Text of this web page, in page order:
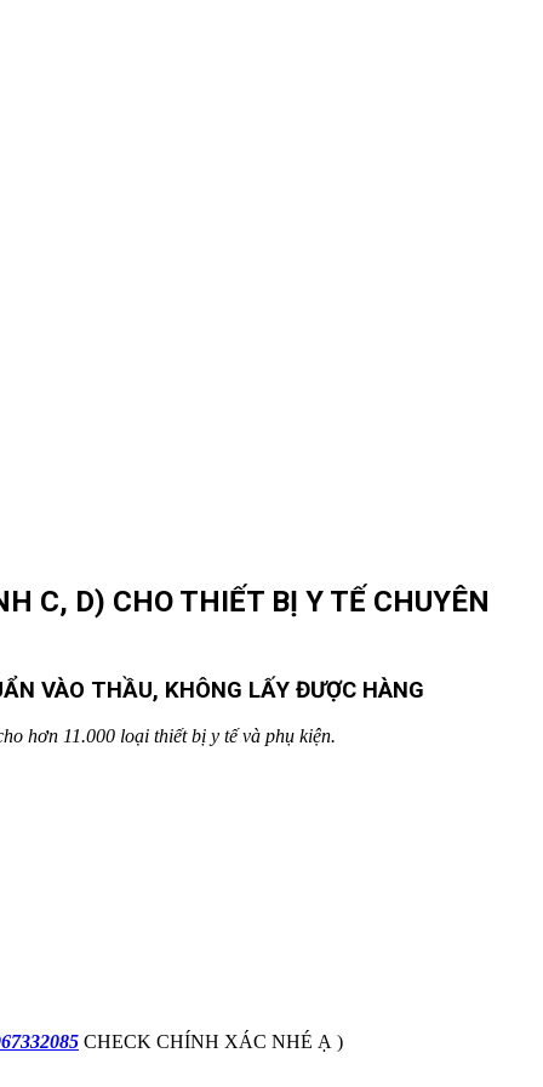
C, D) CHO THIẾT BỊ Y TẾ CHUYÊN
VÀO THẦU, KHÔNG LẤY ĐƯỢC HÀNG
hơn 11.000 loại thiết bị y tế và phụ kiện.
CHECK CHÍNH XÁC NHÉ Ạ )